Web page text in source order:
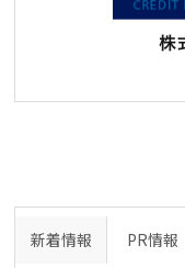
新着情報 PR情報